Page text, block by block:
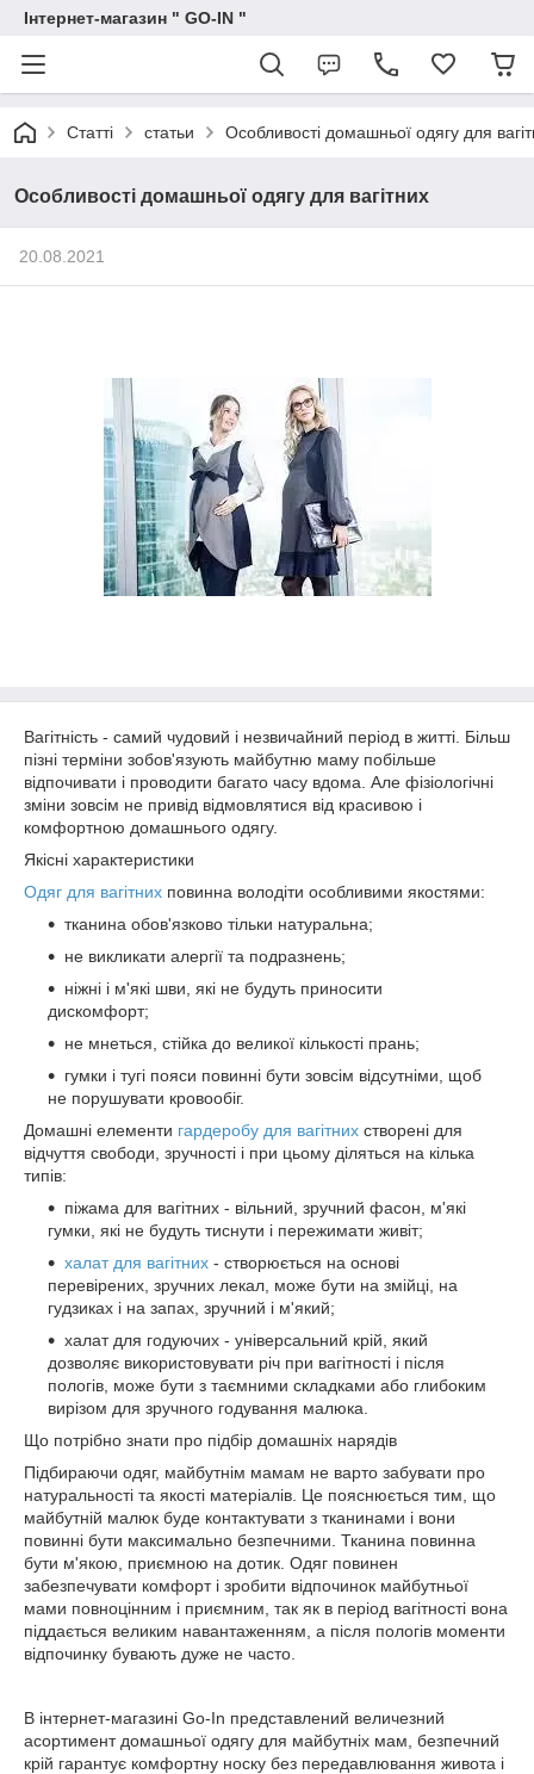
Інтернет-магазин " GO-IN "
Статті статьи Особливості домашньої одягу для
Особливості домашньої одягу для вагітних
20.08.2021
Вагітність - самий чудовий і незвичайний період в житті. Більш
пізні терміни зобов'язують майбутню маму побільше
відпочивати і проводити багато часу вдома. Але фізіологічні
зміни зовсім не привід відмовлятися від красивою і
комфортною домашнього одягу.
Якісні характеристики
Одяг для вагітних повинна володіти особливими якостями:
тканина обов'язково тільки натуральна;
не викликати алергії та подразнень;
ніжні і м'які шви, які не будуть приносити
дискомфорт;
не мнеться, стійка до великої кількості прань;
гумки і тугі пояси повинні бути зовсім відсутніми, щоб
не порушувати кровообіг.
Домашні елементи гардеробу для вагітних створені для
відчуття свободи, зручності і при цьому діляться на кілька
типів:
піжама для вагітних - вільний, зручний фасон, м'які
гумки, які не будуть тиснути і пережимати живіт;
халат для вагітних - створюється на основі
перевірених, зручних лекал, може бути на змійці, на
гудзиках і на запах, зручний і м'який;
халат для годуючих - універсальний крій, який
дозволяє використовувати річ при вагітності і після
пологів, може бути з таємними складками або глибоким
вирізом для зручного годування малюка.
Що потрібно знати про підбір домашніх нарядів
Підбираючи одяг, майбутнім мамам не варто забувати про
натуральності та якості матеріалів. Це пояснюється тим, що
майбутній малюк буде контактувати з тканинами і вони
повинні бути максимально безпечними. Тканина повинна
бути м'якою, приємною на дотик. Одяг повинен
забезпечувати комфорт і зробити відпочинок майбутньої
мами повноцінним і приємним, так як в період вагітності вона
піддається великим навантаженням, а після пологів моменти
відпочинку бувають дуже не часто.
В інтернет-магазині Go-In представлений величезний
асортимент домашньої одягу для майбутніх мам, безпечний
крій гарантує комфортну носку без передавлювання живота і